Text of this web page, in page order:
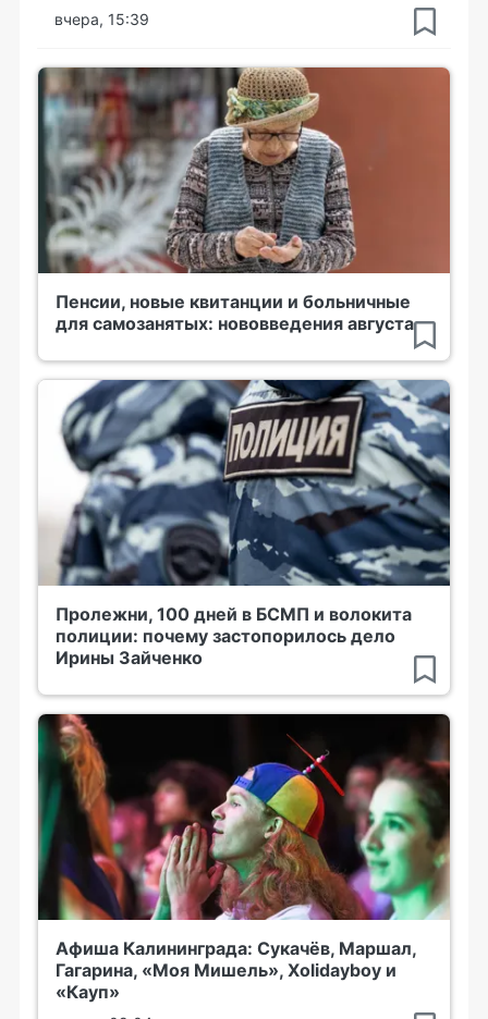
вчера, 15:39
Пенсии, новые квитанции и больничные
для самозанятых: нововведения августа
Пролежни, 100 дней в БСМП и волокита
полиции: почему застопорилось дело
Ирины Зайченко
Афиша Калининграда: Сукачёв, Маршал,
Гагарина, «Моя Мишель», Xolidayboy и
«Кауп»